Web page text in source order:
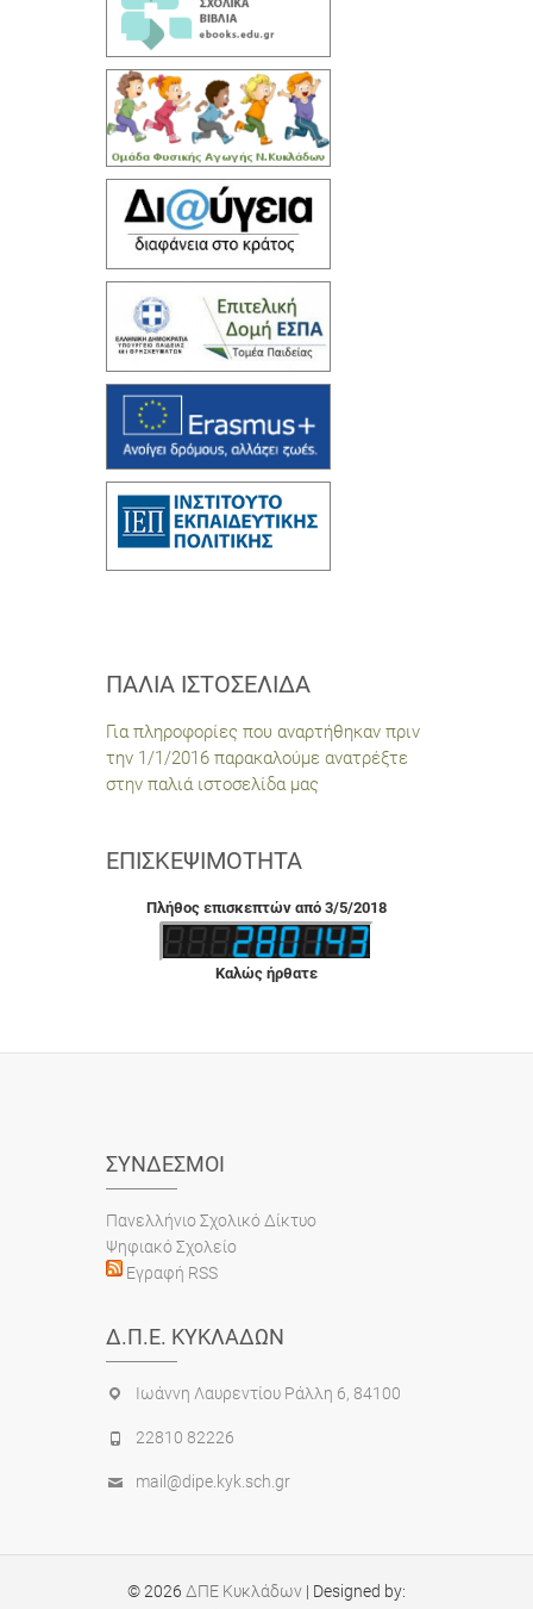
ΠΑΛΙΆ ΙΣΤΟΣΕΛΊΔΑ
Για πληροφορίες που αναρτήθηκαν πριν
την 1/1/2016 παρακαλούμε ανατρέξτε
στην παλιά ιστοσελίδα μας
ΕΠΙΣΚΕΨΙΜΌΤΗΤΑ
Πλήθος επισκεπτών από 3/5/2018
Καλώς ήρθατε
ΣΎΝΔΕΣΜΟΙ
Πανελλήνιο Σχολικό Δίκτυο
Ψηφιακό Σχολείο
Εγραφή RSS
Δ.Π.Ε. ΚΥΚΛΆΔΩΝ
Ιωάννη Λαυρεντίου Ράλλη 6, 84100
22810 82226
mail@dipe.kyk.sch.gr
© 2026 ΔΠΕ Κυκλάδων | Designed by: